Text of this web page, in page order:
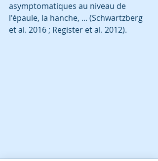
asymptomatiques au niveau de
l'épaule, la hanche, ... (Schwartzberg
et al. 2016 ; Register et al. 2012).